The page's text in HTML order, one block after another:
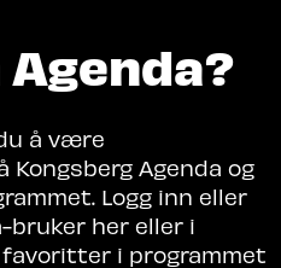
å være
Agenda og
Logg inn eller
bruker her eller i
favoritter i programmet